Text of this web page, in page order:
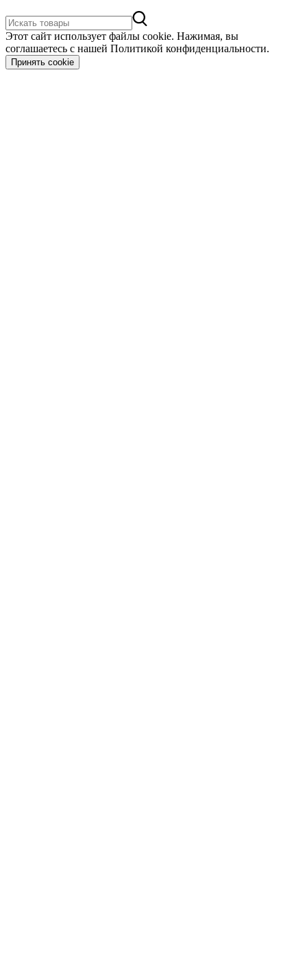
Этот сайт использует файлы cookie. Нажимая, вы
соглашаетесь с нашей Политикой конфиденциальности.
Принять cookie